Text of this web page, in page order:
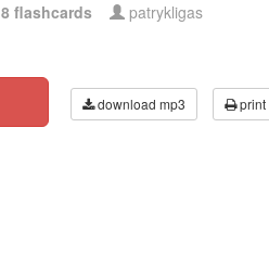
flashcards patrykligas
download mp3 print